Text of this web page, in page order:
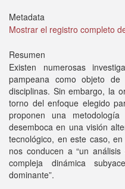
Metadata
Mostrar el registro completo
Resumen
Existen numerosas
pampeana como objeto
disciplinas. Sin embargo, la
torno del enfoque elegido
proponen una
desemboca en una visión
tecnológico, en este caso,
nos conducen a “un
compleja dinámica
dominante”.